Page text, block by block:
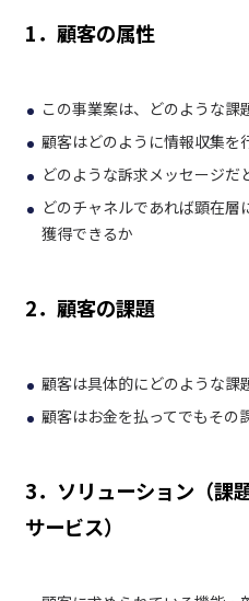
1． 顧客の属性
この事業案は、どのような課
顧客はどのように情報収集を
どのような訴求メッセージだ
どのチャネルであれば顕在層
獲得できるか
2．顧客の課題
顧客は具体的にどのような課
顧客はお金を払ってでもその
3．ソリューション（課
サービス）